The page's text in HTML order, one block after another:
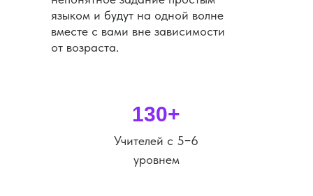
130+
Учителей с 5−6
уровнем
языком и будут на одной волне
вместе с вами вне зависимости
от возраста.